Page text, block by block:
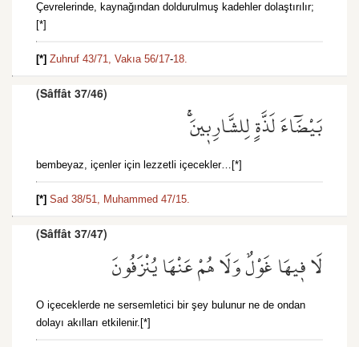
Çevrelerinde, kaynağından doldurulmuş kadehler dolaştırılır;
[*]
[*] Zuhruf 43/71, Vakıa 56/17-18.
(Sâffât 37/46)
بَيْضَٓاءَ لَذَّةٍ لِلشَّارِب۪ينَۚ
bembeyaz, içenler için lezzetli içecekler…[*]
[*] Sad 38/51, Muhammed 47/15.
(Sâffât 37/47)
لَا ف۪يهَا غَوْلٌ وَلَا هُمْ عَنْهَا يُنْزَفُونَ
O içeceklerde ne sersemletici bir şey bulunur ne de ondan
dolayı akılları etkilenir.[*]